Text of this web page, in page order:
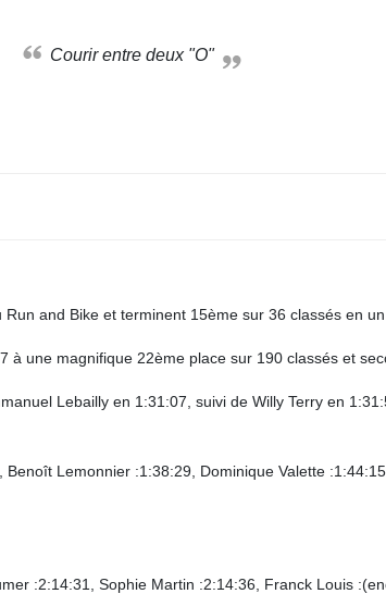
Courir entre deux "O"
and Bike et terminent 15ème sur 36 classés en
une magnifique 22ème place sur 190 classés et
Lebailly en 1:31:07, suivi de Willy Terry en
Lemonnier :1:38:29, Dominique Valette
:2:14:31, Sophie Martin :2:14:36, Franck Louis